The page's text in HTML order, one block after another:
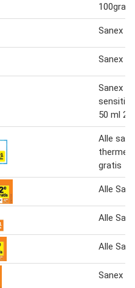
100gram
Sanex
Sanex
Sanex
50 ml
Alle
therme
gratis
Alle
Alle
Alle
Sanex